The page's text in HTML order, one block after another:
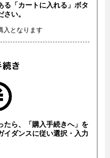
る「カートに入れる」ボタ
い。
入となります
たら、「購入手続きへ」を
イダンスに従い選択・入力